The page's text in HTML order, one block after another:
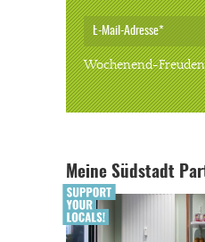
Wochenend-Freuden
Meine Südstadt